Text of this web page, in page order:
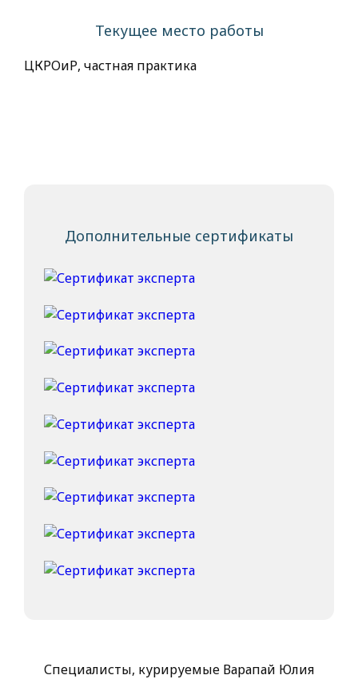
Текущее место работы
ЦКРОиР, частная практика
Дополнительные сертификаты
Специалисты, курируемые Варапай Юлия